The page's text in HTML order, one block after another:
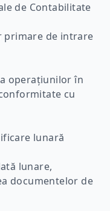
de Contabilitate
de intrare
operațiunilor în
cu
lunară
lunare,
documentelor de